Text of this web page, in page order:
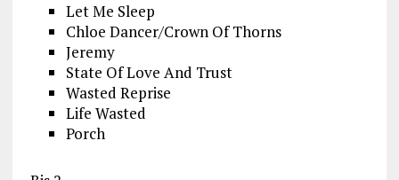
Let Me Sleep
Chloe Dancer/Crown Of Thorns
Jeremy
State Of Love And Trust
Wasted Reprise
Life Wasted
Porch